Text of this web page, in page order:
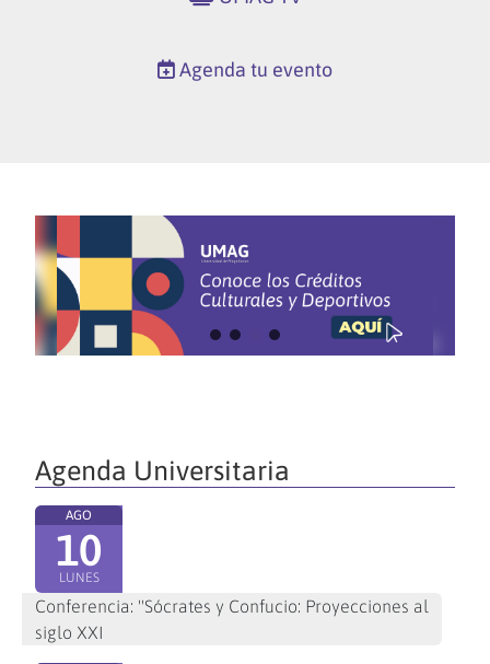
Agenda tu evento
Agenda Universitaria
AGO
10
LUNES
Conferencia: "Sócrates y Confucio: Proyecciones al
siglo XXI